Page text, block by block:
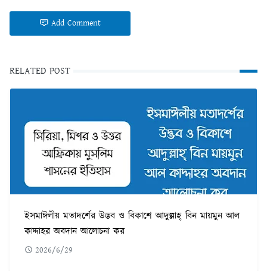
Add Comment
RELATED POST
ইসমাঈলীয় মতাদর্শের উদ্ভব ও বিকাশে আদুল্লাহ্ বিন মায়মুন আল
কাদ্দাহর অবদান আলোচনা কর
2026/6/29